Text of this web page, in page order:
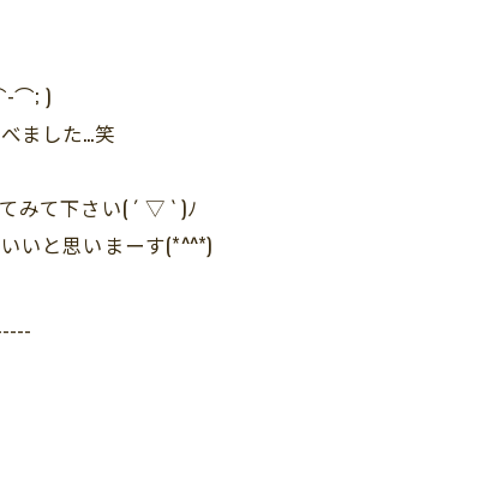
⌒; )
ました…笑
みて下さい( ´ ▽ ` )ﾉ
いと思いまーす(*^^*)